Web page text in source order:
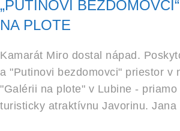
„PUTINOVI
NA PLOTE
Kamarát Miro dostal nápad.
a "Putinovi bezdomovci" priestor v
"Galérii na plote" v Lubine - priamo
turisticky atraktívnu Javorinu.